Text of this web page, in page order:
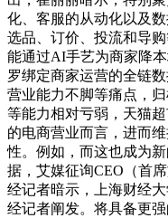
化、客服的从动化以及
选品、订价、投流和导
能通过AI手艺为商家降
罗绑定商家运营的全链
营业能力不脚等痛点，
等能力相对亏弱，天猫
的电商营业而言，进而
性。例如，而这也成为
据，艾媒征询CEO（首
经记者暗示，上海财经
经记者阐发。将具备更